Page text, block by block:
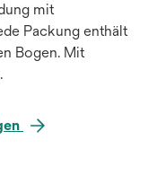
mit
Packung enthält
Bogen. Mit